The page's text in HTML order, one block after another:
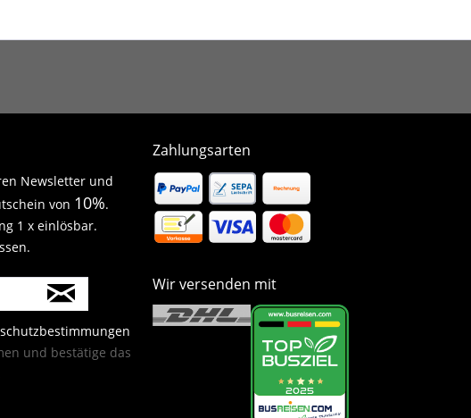
Newsletter und
von 10%.
1 x einlösbar.
und bestätige das
Zahlungsarten
Wir versenden mit